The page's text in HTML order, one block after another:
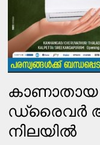
കാണാതായ
ഡ്രൈവര്‍
നിലയിൽ